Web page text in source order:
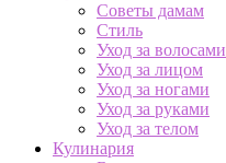
Советы дамам
Стиль
Уход за волосами
Уход за лицом
Уход за ногами
Уход за руками
Уход за телом
Кулинария